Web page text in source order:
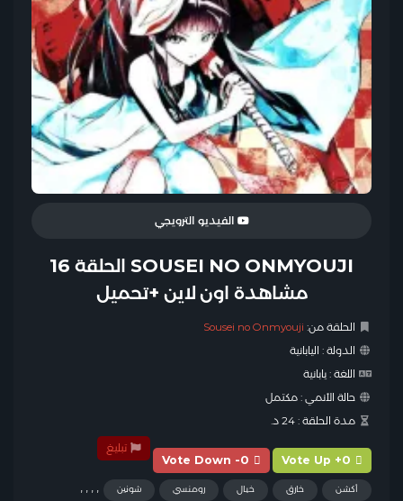
الفيديو الترويجي
SOUSEI NO ONMYOUJI الحلقة 16
مشاهدة اون لاين +تحميل
الحلقة من: Sousei no Onmyouji
الدولة : اليابانية
اللغة :يابانية
حالة الأنمي :مكتمل
مدة الحلقة :24 د.
Vote Up +0
Vote Down -0
تبليغ
أكشن خارق خيال رومنسي شونين